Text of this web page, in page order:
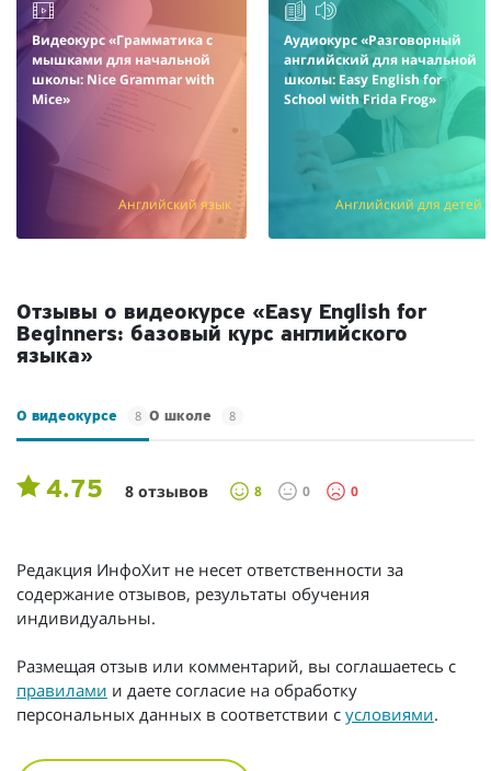
Видеокурс «Грамматика с
мышками для начальной
школы: Nice Grammar with
Mice»
Английский язык
Аудиокурс «Разговорный
английский для начальной
школы: Easy English for
School with Frida Frog»
Английский для детей
Отзывы о видеокурсе «Easy English for
Beginners: базовый курс английского
языка»
О видеокурсе 8 О школе 8
4.75 8 отзывов 8 0 0
Редакция ИнфоХит не несет ответственности за
содержание отзывов, результаты обучения
индивидуальны.
Размещая отзыв или комментарий, вы соглашаетесь с
правилами и даете согласие на обработку
персональных данных в соответствии с условиями.